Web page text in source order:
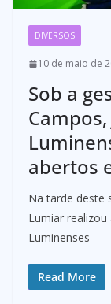
DIVERSOS
10 de maio de
Sob a
abertos
Na tarde deste
Lumiar realizou
Luminenses —
Read More